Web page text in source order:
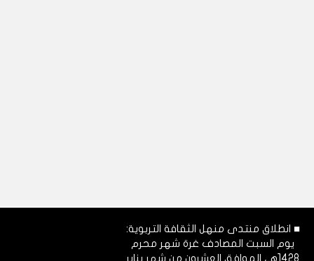
■ انطلاق منتدى منهل الثقافة التربوية:
يوم السبت المصادف غرة شهر محرم
1428هـ، الموافق العشرون من شهر يناير